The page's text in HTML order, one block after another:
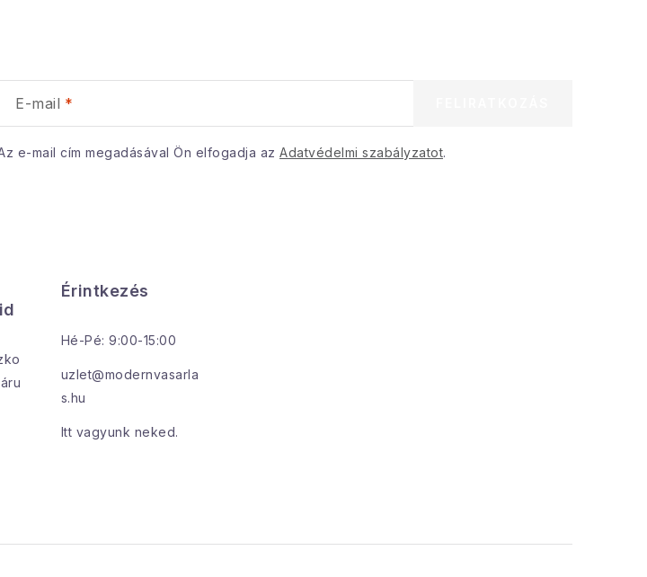
E-mail
e-mail cím megadásával Ön elfogadja az Adatvédelmi szabályzatot.
Érintkezés
Hé-Pé: 9:00-15:00
uzlet@modernvasarla
s.hu
Itt vagyunk neked.